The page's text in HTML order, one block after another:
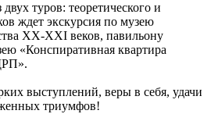
туров: теоретического и
ждет экскурсия по музею
XX-XXI веков, павильону
«Конспиративная квартира
выступлений, веры в себя, удачи
триумфов!